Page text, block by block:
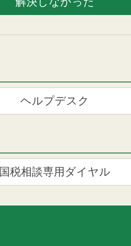
ヘルプデスク
国税相談専用ダイヤル